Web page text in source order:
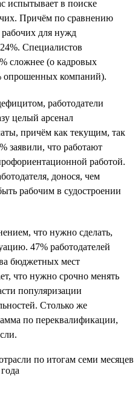
испытывает в поиске
Причём по сравнению
для нужд
Специалистов
сложнее (о кадровых
опрошенных компаний).
работодатели
целый арсенал
причём как текущим, так
заявили, что работают
работой.
донося, чем
рабочим в судостроении
что нужно сделать,
47% работодателей
бюджетных мест
что нужно срочно менять
популяризации
Столько же
по переквалификации,